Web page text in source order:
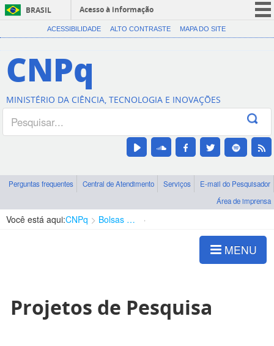
BRASIL
Acesso à informação
CORONAVÍRUS (COVID-19)
Canais
ACESSIBILIDADE ALTO CONTRASTE MAPA DO SITE
CNPq
MINISTÉRIO DA CIÊNCIA, TECNOLOGIA E INOVAÇÕES
Perguntas frequentes Central de Atendimento Serviços
E-mail do Pesquisador
Área de imprensa
Você está aqui:CNPq Bolsas e Auxílios Vigentes
MENU
Projetos de Pesquisa